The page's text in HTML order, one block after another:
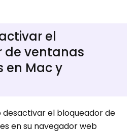
el
de ventanas
en Mac y
desactivar el bloqueador de
en su navegador web